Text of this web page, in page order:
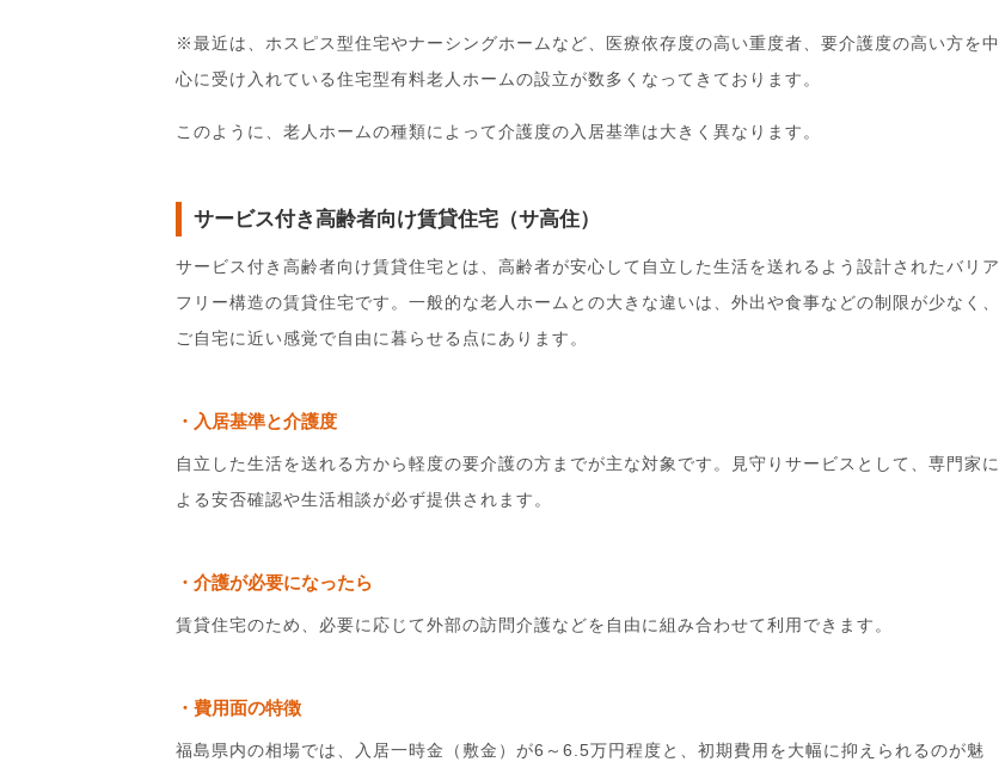
※最近は、ホスピス型住宅やナーシングホームなど、医療依存度の高い重度者、要介護度の高い方を中
心に受け入れている住宅型有料老人ホームの設立が数多くなってきております。
このように、老人ホームの種類によって介護度の入居基準は大きく異なります。
サービス付き高齢者向け賃貸住宅（サ高住）
サービス付き高齢者向け賃貸住宅とは、高齢者が安心して自立した生活を送れるよう設計されたバリア
フリー構造の賃貸住宅です。一般的な老人ホームとの大きな違いは、外出や食事などの制限が少なく、
ご自宅に近い感覚で自由に暮らせる点にあります。
入居基準と介護度
自立した生活を送れる方から軽度の要介護の方までが主な対象です。見守りサービスとして、専門家に
よる安否確認や生活相談が必ず提供されます。
介護が必要になったら
賃貸住宅のため、必要に応じて外部の訪問介護などを自由に組み合わせて利用できます。
費用面の特徴
福島県内の相場では、入居一時金（敷金）が6～6.5万円程度と、初期費用を大幅に抑えられるのが魅